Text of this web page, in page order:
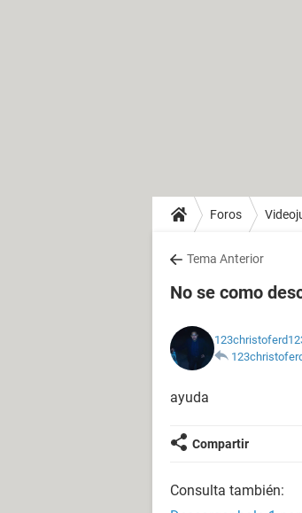
Foros
Tema Anterior
No se como
ayuda
Compartir
Consulta también: